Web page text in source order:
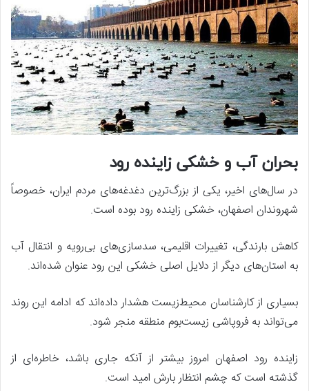
بحران آب و خشکی زاینده رود
در سال‌های اخیر، یکی از بزرگ‌ترین دغدغه‌های مردم ایران، خصوصاً
شهروندان اصفهان، خشکی زاینده رود بوده است.
کاهش بارندگی، تغییرات اقلیمی، سدسازی‌های بی‌رویه و انتقال آب
به استان‌های دیگر از دلایل اصلی خشکی این رود عنوان شده‌اند.
بسیاری از کارشناسان محیط‌زیست هشدار داده‌اند که ادامه این روند
می‌تواند به فروپاشی زیست‌بوم منطقه منجر شود.
زاینده رود اصفهان امروز بیشتر از آنکه جاری باشد، خاطره‌ای از
گذشته است که چشم انتظار بارش امید است.